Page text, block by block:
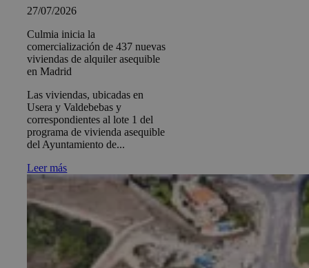
27/07/2026
Culmia inicia la
comercialización de 437 nuevas
viviendas de alquiler asequible
en Madrid
Las viviendas, ubicadas en
Usera y Valdebebas y
correspondientes al lote 1 del
programa de vivienda asequible
del Ayuntamiento de...
Leer más